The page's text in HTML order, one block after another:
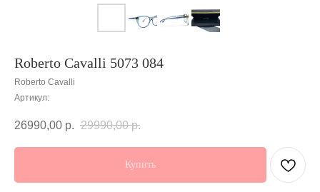
Roberto Cavalli 5073 084
Roberto Cavalli
Артикул:
26990,00 р. 29990,00 р.
Купить